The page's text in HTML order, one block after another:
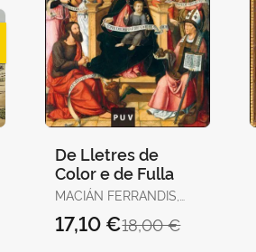
De Lletres de
Color e de Fulla
MACIÁN FERRANDIS,
18,00 €
17,10 €